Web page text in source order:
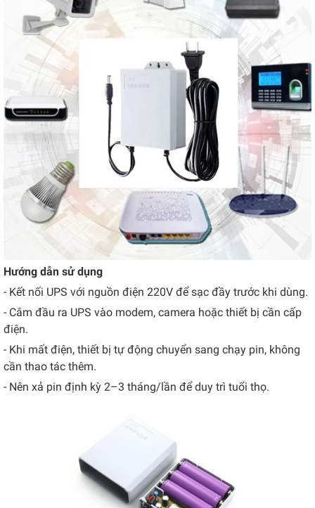
Hướng dẫn sử dụng
- Kết nối UPS với nguồn điện 220V để sạc đầy trước khi dùng.
- Cắm đầu ra UPS vào modem, camera hoặc thiết bị cần cấp
điện.
- Khi mất điện, thiết bị tự động chuyển sang chạy pin, không
cần thao tác thêm.
- Nên xả pin định kỳ 2–3 tháng/lần để duy trì tuổi thọ.